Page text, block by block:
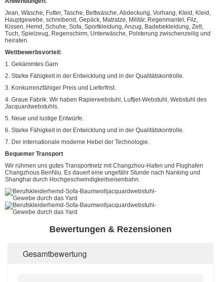
Jean, Wäsche, Futter, Tasche, Bettwäsche, Abdeckung, Vorhang, Kleid, Kleid,
Hauptgewebe, schreibend, Gepäck, Matratze, Militär, Regenmantel, Filz,
Kissen, Hemd, Schuhe, Sofa, Sportkleidung, Anzug, Badebekleidung, Zelt,
Tuch, Spielzeug, Regenschirm, Unterwäsche, Polsterung zwischenzeilig und
heiraten.
Wettbewerbsvorteil:
1. Gekämmtes Garn
2. Starke Fähigkeit in der Entwicklung und in der Qualitätskontrolle.
3. Konkurrenzfähiger Preis und Lieferfrist.
4. Graue Fabrik. Wir haben Rapierwebstuhl, Luftjet-Webstuhl, Webstuhl des
Jacquardwebstuhls.
5. Neue und lustige Entwürfe.
6. Starke Fähigkeit in der Entwicklung und in der Qualitätskontrolle.
7. Der internationale moderne Hebel der Technologie.
Bequemer Transport
Wir rühmen uns gutes Transportnetz mit Changzhou-Hafen und Flughafen
Changzhous BenNiu. Es dauert eine ungefähr Stunde nach Nanking und
Shanghai durch Hochgeschwindigkeitseisenbahn.
Bewertungen & Rezensionen
Gesamtbewertung